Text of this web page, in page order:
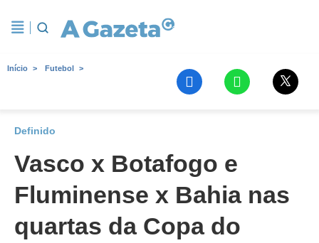
Início Futebol
Definido
Vasco x Botafogo e
Fluminense x Bahia nas
quartas da Copa do